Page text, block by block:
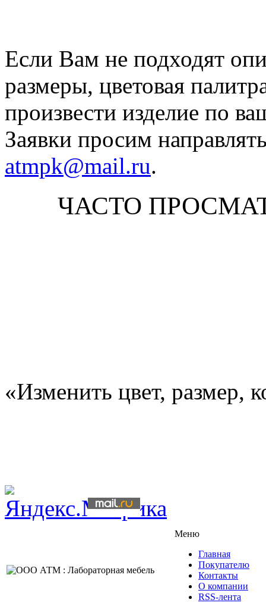
Если Вам не подходят
размеры, цветовая
произвести изделие по
Заявки просим
atmpk@mail.ru.
ЧАСТО
«Изменить цвет, размер,
Меню
Главная
Покупателю
Контакты
О компании
RSS-лента